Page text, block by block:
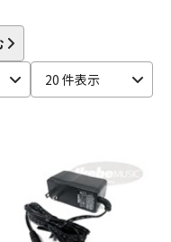
Original
KENTON
Kikutani
Nugen Audio
Music
Pitch Innovations
20 件表示